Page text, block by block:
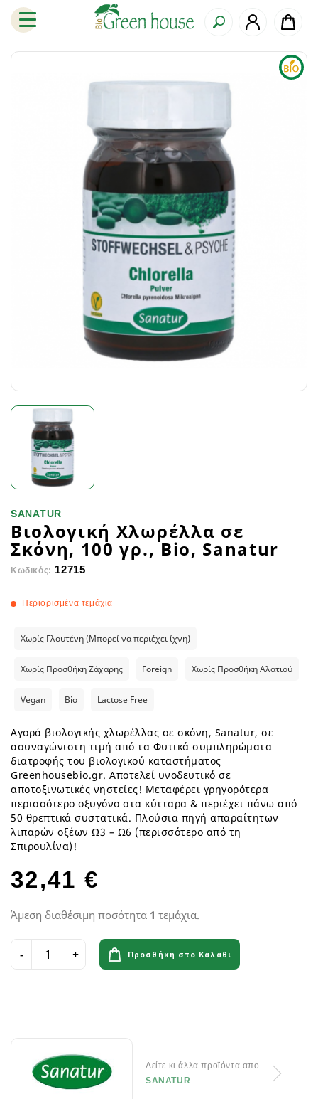
SANATUR
Βιολογική Χλωρέλλα σε
Σκόνη, 100 γρ., Bio, Sanatur
Κωδικός: 12715
Περιορισμένα τεμάχια
Χωρίς Γλουτένη (Μπορεί να περιέχει ίχνη)
Χωρίς Προσθήκη Ζάχαρης Foreign Χωρίς Προσθήκη Αλατιού
Vegan Bio Lactose Free
Αγορά βιολογικής χλωρέλλας σε σκόνη, Sanatur, σε
ασυναγώνιστη τιμή από τα Φυτικά συμπληρώματα
διατροφής του βιολογικού καταστήματος
Greenhousebio.gr. Αποτελεί υνοδευτικό σε
αποτοξινωτικές νηστείες! Μεταφέρει γρηγορότερα
περισσότερο οξυγόνο στα κύτταρα & περιέχει πάνω από
50 θρεπτικά συστατικά. Πλούσια πηγή απαραίτητων
λιπαρών οξέων Ω3 – Ω6 (περισσότερο από τη
Σπιρουλίνα)!
32,41 €
Άμεση διαθέσιμη ποσότητα 1 τεμάχια.
Προσθήκη στο Καλάθι
Δείτε κι άλλα προϊόντα απο
SANATUR